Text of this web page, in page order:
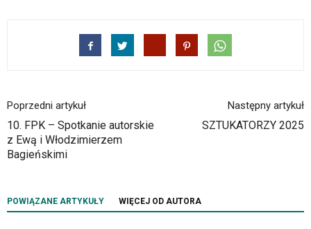
została
wyposażona
dedykowane
skróty
nawigacja
Poprzedni artykuł
10. FPK – Spotkanie autorskie
z Ewą i Włodzimierzem
Bagieńskimi
Następny artykuł
SZTUKATORZY 2025
POWIĄZANE ARTYKUŁY WIĘCEJ OD AUTORA